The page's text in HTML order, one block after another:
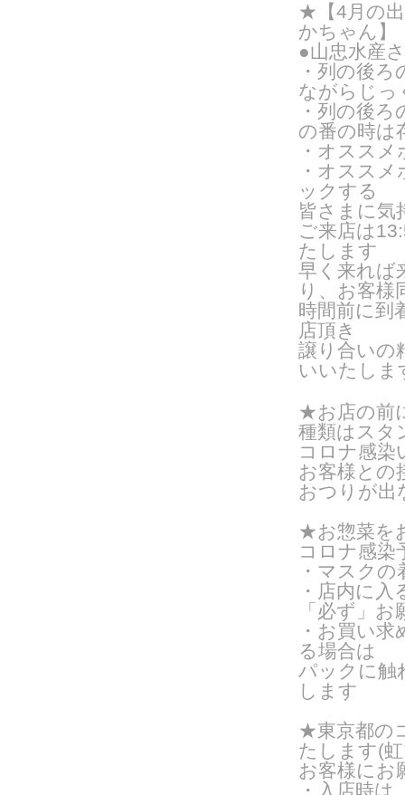
★【4月の
かちゃん】
●山忠水産
・列の後
ながらじっ
・列の後
の番の時は
・オスス
・オスス
ックする
皆さまに気
ご来店は
たします
早く来れば
り、お客様
時間前に到
店頂き
譲り合いの
いいたしま
★お店の前
種類はスタ
コロナ感染
お客様との
おつりが出
★お惣菜を
コロナ感染
・マスク
・店内に
「必ず」
・お買い
る場合は
パックに触
します
★東京都の
たします(
お客様にお
・入店時